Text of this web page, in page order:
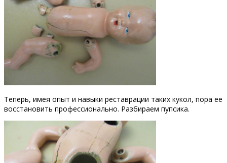
Теперь, имея опыт и навыки реставрации таких кукол, пора ее
восстановить профессионально. Разбираем пупсика.